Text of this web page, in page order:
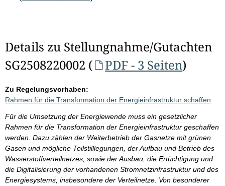
Details zu Stellungnahme/Gutachten
SG2508220002 (
PDF - 3 Seiten)
Zu Regelungsvorhaben:
Rahmen für die Transformation der Energieinfrastruktur schaffen
Für die Umsetzung der Energiewende muss ein gesetzlicher
Rahmen für die Transformation der Energieinfrastruktur geschaffen
werden. Dazu zählen der Weiterbetrieb der Gasnetze mit grünen
Gasen und mögliche Teilstilllegungen, der Aufbau und Betrieb des
Wasserstoffverteilnetzes, sowie der Ausbau, die Ertüchtigung und
die Digitalisierung der vorhandenen Stromnetzinfrastruktur und des
Energiesystems, insbesondere der Verteilnetze. Von besonderer